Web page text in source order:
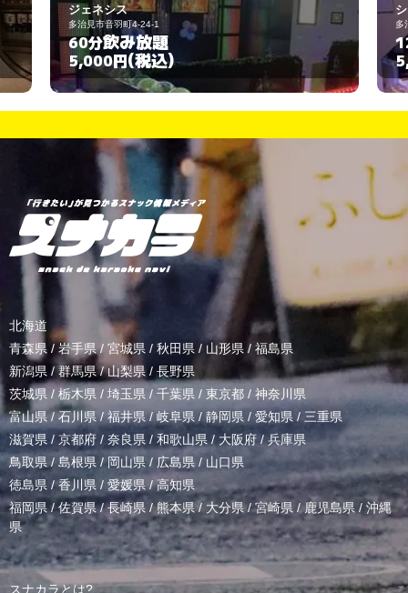
ジェネシス
多治見市音羽町4-24-1
60分飲み放題
5,000円(税込)
多
北海道
青森県 / 岩手県/ 宮城県 / 秋田県 / 山形県/ 福島県
新潟県 /群馬県/山梨県 / 長野県
茨城県 / 栃木県 / 埼玉県 / 千葉県 / 東京都 / 神奈川県
富山県 /石川県/福井県/岐阜県 / 静岡県 / 愛知県 / 三重県
滋賀県 / 京都府 / 奈良県 / 和歌山県/ 大阪府 /兵庫県
鳥取県/ 島根県 /岡山県/ 広島県 / 山口県
徳島県 /香川県 / 愛媛県/高知県
福岡県/佐賀県/長崎県 /熊本県/ 大分県/宮崎県 /鹿児島県 / 沖縄
県
スナカラとは?